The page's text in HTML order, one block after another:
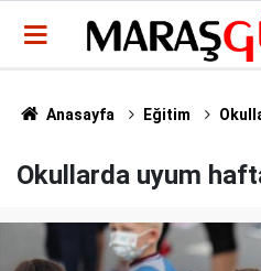
Anasayfa Eğitim
Okullarda uyum